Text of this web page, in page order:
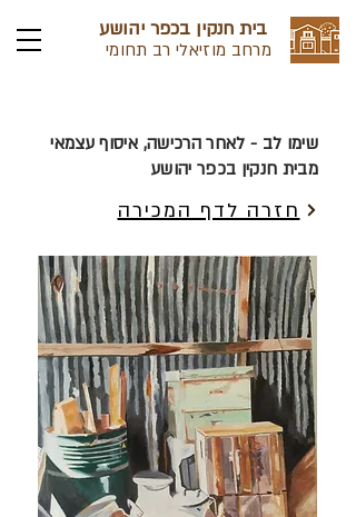
בית חנקין בכפר יהושע
מרחב מוזיאלי רב תחומי
שימו לב - לאחר הרכישה, איסוף עצמאי
מבית חנקין בכפר יהושע
חזרה לדף המכירה